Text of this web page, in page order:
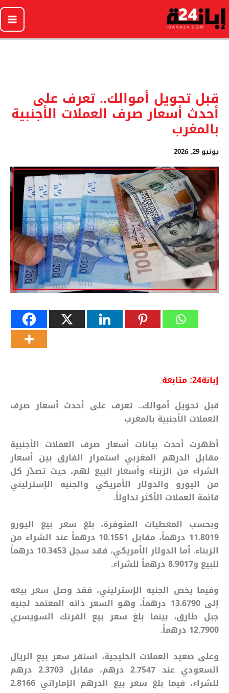
تخطي
إلى
المحتوى
قبل تحويل أموالك.. تعرف على
أحدث أسعار صرف العملات الأجنبية
بالمغرب
يونيو 29, 2026
إبانة24:
متابعة
قبل تحويل أموالك.. تعرف على أحدث أسعار صرف
العملات الأجنبية بالمغرب
أظهرت أحدث بيانات أسعار صرف العملات الأجنبية
مقابل الدرهم المغربي استمرار الفارق بين أسعار
الشراء من الزبناء وأسعار البيع لهم، حيث تصدّر كل
من اليورو والدولار الأمريكي والجنيه الإسترليني
قائمة العملات الأكثر تداولاً.
وبحسب المعطيات المتوفرة، بلغ سعر بيع اليورو
11.8019 درهماً، مقابل 10.1551 درهماً عند الشراء من
الزبناء. أما الدولار الأمريكي، فقد سجل 10.3453 درهماً
للبيع و8.9017 درهماً للشراء.
وفيما يخص الجنيه الإسترليني، فقد وصل سعر بيعه
إلى 13.6790 درهماً، وهو السعر ذاته المعتمد لجنيه
جبل طارق، بينما بلغ سعر بيع الفرنك السويسري
12.7900 درهماً.
وعلى صعيد العملات الخليجية، استقر سعر بيع الريال
السعودي عند 2.7547 درهم، مقابل 2.3703 درهم
للشراء، فيما بلغ سعر بيع الدرهم الإماراتي 2.8166